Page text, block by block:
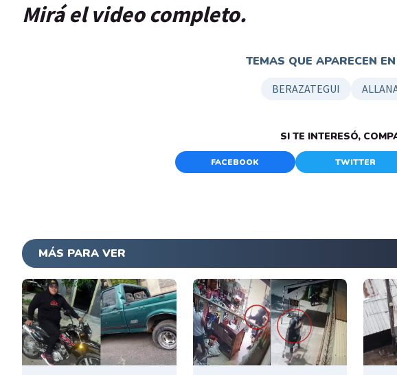
Mirá el video completo.
TEMAS QUE APARECEN
BERAZATEGUI
SI TE INTERESÓ,
FACEBOOK TWITTER
MÁS PARA VER